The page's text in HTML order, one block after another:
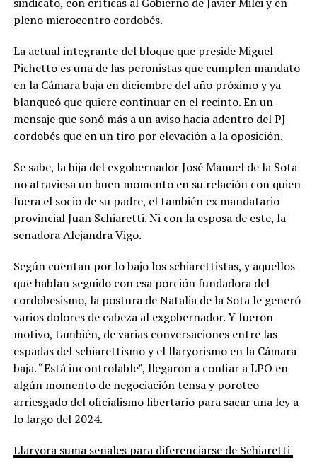
pleno microcentro cordobés.
La actual integrante del bloque que preside Miguel
Pichetto es una de las peronistas que cumplen mandato
en la Cámara baja en diciembre del año próximo y ya
blanqueó que quiere continuar en el recinto. En un
mensaje que sonó más a un aviso hacia adentro del PJ
cordobés que en un tiro por elevación a la oposición.
Se sabe, la hija del exgobernador José Manuel de la Sota
no atraviesa un buen momento en su relación con quien
fuera el socio de su padre, el también ex mandatario
provincial Juan Schiaretti. Ni con la esposa de este, la
senadora Alejandra Vigo.
Según cuentan por lo bajo los schiarettistas, y aquellos
que hablan seguido con esa porción fundadora del
cordobesismo, la postura de Natalia de la Sota le generó
varios dolores de cabeza al exgobernador. Y fueron
motivo, también, de varias conversaciones entre las
espadas del schiarettismo y el llaryorismo en la Cámara
baja. “Está incontrolable”, llegaron a confiar a LPO en
algún momento de negociación tensa y poroteo
arriesgado del oficialismo libertario para sacar una ley a
lo largo del 2024.
Llaryora suma señales para diferenciarse de Schiaretti